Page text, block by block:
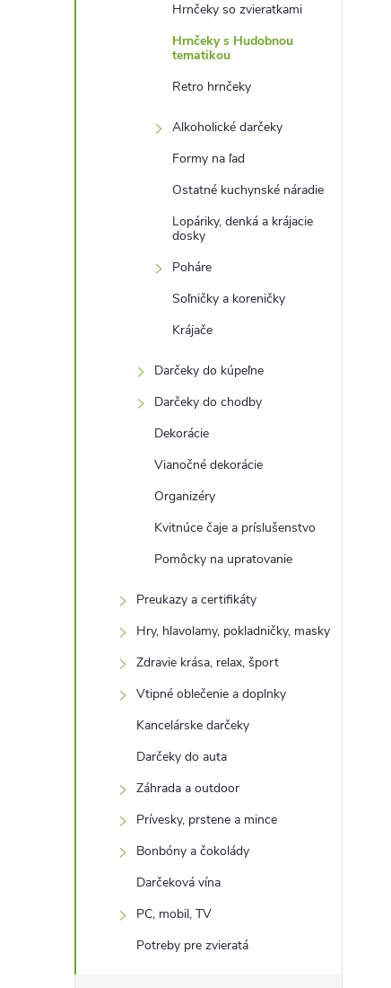
Hrnčeky so zvieratkami
Hrnčeky s Hudobnou
tematikou
Retro hrnčeky
Alkoholické darčeky
Formy na ľad
Ostatné kuchynské náradie
Lopáriky, denká a krájacie
dosky
Poháre
Soľničky a koreničky
Krájače
Darčeky do kúpeľne
Darčeky do chodby
Dekorácie
Vianočné dekorácie
Organizéry
Kvitnúce čaje a príslušenstvo
Pomôcky na upratovanie
Preukazy a certifikáty
Hry, hlavolamy, pokladničky, masky
Zdravie krása, relax, šport
Vtipné oblečenie a doplnky
Kancelárske darčeky
Darčeky do auta
Záhrada a outdoor
Prívesky, prstene a mince
Bonbóny a čokolády
Darčeková vína
PC, mobil, TV
Potreby pre zvieratá
Cestoviny penis
3,20 €
Skladom -
odosielame ihneď